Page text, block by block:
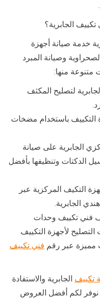
الجابرية؟
خدمة صيانة أجهزة
وصيانة المبرد
متنوعة منها:
لتصليح المكثف
التكييف باستخدام مضخات
الجابرية على صيانة
الدكتات وتنظيفها بأفضل
التكيف المركزية عبر
الجابرية.
فني تكييف وحدات
لأجهزة التكييف
عبر رقم فني تكييف
تكييف الجابرية والاستفادة
نوفر لكم أفضل العروض